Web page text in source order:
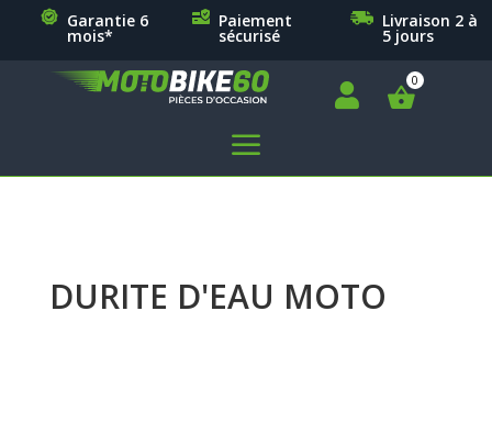
Garantie 6
mois*
Paiement
sécurisé
Livraison 2 à
5 jours

a
DURITE D'EAU MOTO